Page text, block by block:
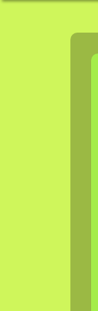
Zum
Inhalt